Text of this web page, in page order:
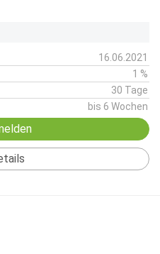
16.06.2021
1 %
30 Tage
bis 6 Wochen